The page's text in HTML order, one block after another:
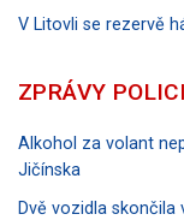
V Litovli se rezervě
ZPRÁVY
Alkohol za volant
Jičínska
Dvě vozidla